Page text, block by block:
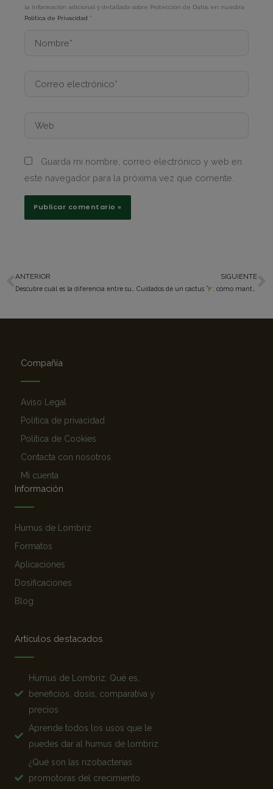
la información adicional y detallada sobre Protección de Datos en nuestra
Política de Privacidad *
Nombre*
Correo
Web
Guarda mi nombre, correo electrónico y web en
este navegador para la próxima vez que comente.
Ant
ANTERIOR
¡Pincha aquí!
SIGUIENTE
Cuidados de un cactus : cómo mantenerlos en perfecto estado
Compañía
Aviso Legal
Política de privacidad
Política de Cookies
Contacta con nosotros
Mi cuenta
Información
Humus de Lombriz
Formatos
Aplicaciones
Dosificaciones
Blog
Artículos destacados
Humus de Lombriz. Qué es,
beneficios, dosis, comparativa y
precios
Aprende todos los usos que le
puedes dar al humus de lombriz
¿Qué son las rizobacterias
promotoras del crecimiento